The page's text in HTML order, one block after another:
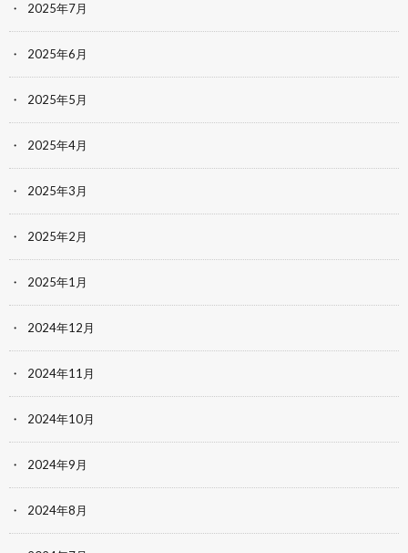
2025年7月
2025年6月
2025年5月
2025年4月
2025年3月
2025年2月
2025年1月
2024年12月
2024年11月
2024年10月
2024年9月
2024年8月